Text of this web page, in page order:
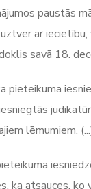
paustās
ar
savā 18.
pieteikuma
lēmumiem.
ka atsauces, ko